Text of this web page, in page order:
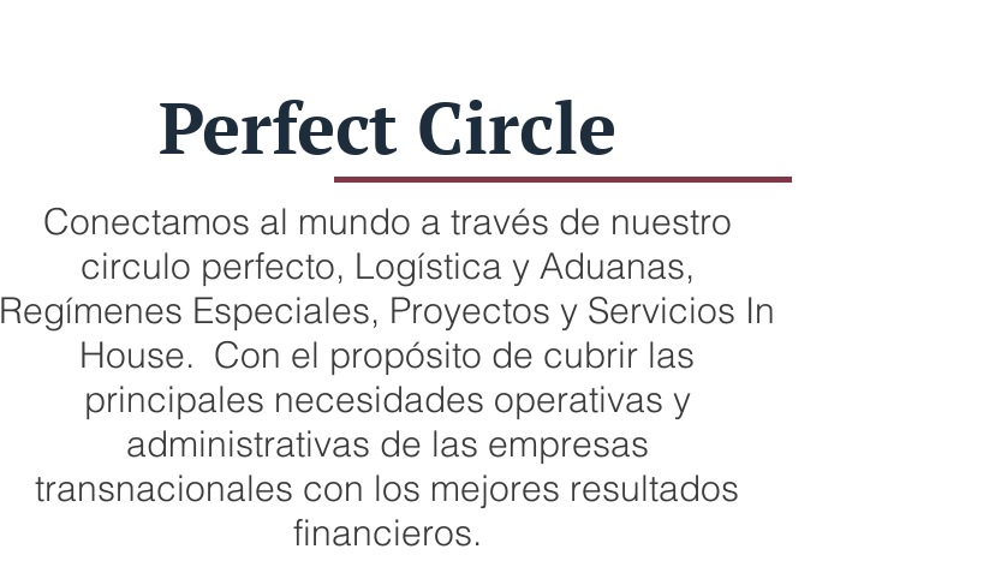
Perfect Circle
Conectamos al mundo a través de nuestro
circulo perfecto, Logística y Aduanas,
Regímenes Especiales, Proyectos y Servicios In
House. Con el propósito de cubrir las
principales necesidades operativas y
administrativas de las empresas
transnacionales con los mejores resultados
financieros.